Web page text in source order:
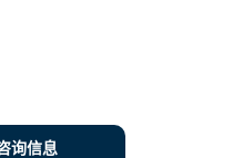
询信息